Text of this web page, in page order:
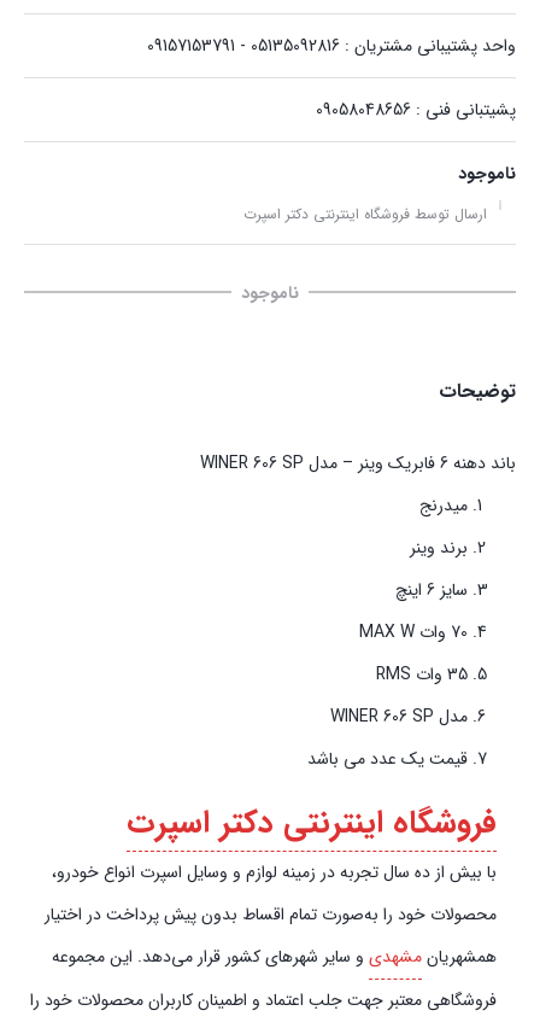
واحد پشتیبانی مشتریان : 05135092816 - 09157153791
پشیتبانی فنی : 09058048656
ناموجود
ارسال توسط فروشگاه اینترنتی دکتر اسپرت
ناموجود
توضیحات
باند دهنه 6 فابریک وینر – مدل WINER 606 SP
میدرنج
برند وینر
سایز 6 اینچ
70 وات MAX W
35 وات RMS
مدل WINER 606 SP
قیمت یک عدد می باشد
فروشگاه اینترنتی دکتر اسپرت
با بیش از ده سال تجربه در زمینه لوازم و وسایل اسپرت انواع خودرو،
محصولات خود را به‌صورت تمام اقساط بدون پیش‌‎ پرداخت در اختیار
همشهریانمشهدی و سایر شهرهای کشور قرار می‌دهد. این مجموعه
فروشگاهی معتبر جهت جلب اعتماد و اطمینان کاربران محصولات خود را